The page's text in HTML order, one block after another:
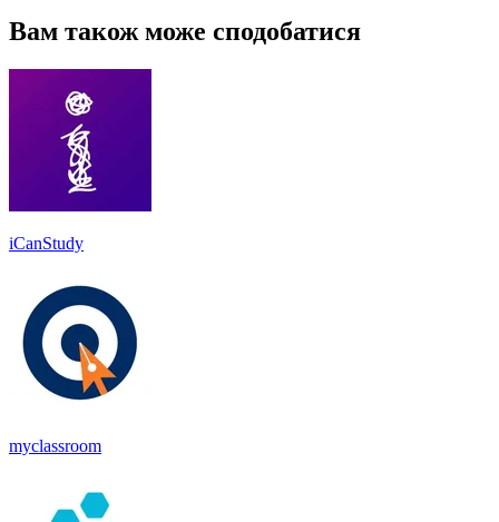
Вам також може сподобатися
iCanStudy
myclassroom